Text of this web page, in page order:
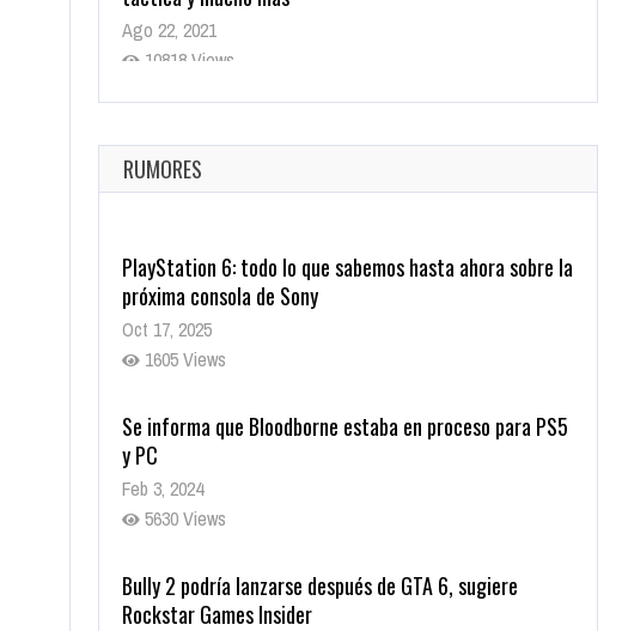
Ago 22, 2021
10818 Views
La configuración de Call of Duty 2021 aparentemente
Ago 8, 2021
10003 Views
RUMORES
PlayStation 6: todo lo que sabemos hasta ahora sobre la
próxima consola de Sony
Oct 17, 2025
1605 Views
Se informa que Bloodborne estaba en proceso para PS5
y PC
Feb 3, 2024
5630 Views
Bully 2 podría lanzarse después de GTA 6, sugiere
Rockstar Games Insider